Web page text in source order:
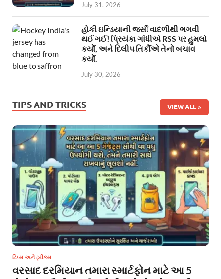
July 31, 2026
હોકી ઇન્ડિયાની જર્સી વાદળીથી ભગવી
થઈ ગઈ! પ્રિયંકા ગાંધીએ RSS પર હુમલો
કર્યો, અને દિલીપ તિર્કીએ તેનો બચાવ
કર્યો.
July 30, 2026
TIPS AND TRICKS VIEW ALL
ટિપ્સ અને ટ્રીક્સ
વરસાદ દરમિયાન તમારા સ્માર્ટફોન માટે આ 5